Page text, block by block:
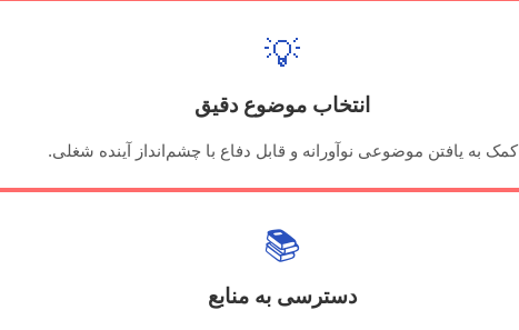
💡
انتخاب موضوع دقیق
کمک به یافتن موضوعی نوآورانه و قابل دفاع با چشم‌انداز آینده شغلی.
📚
دسترسی به منابع